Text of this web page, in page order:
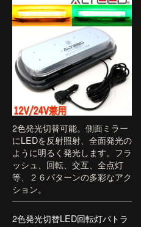
2色発光切替可能。側面ミラー
にLEDを反射照射、全面発光の
ように明るく発光します。フラ
ッシュ、回転、交互、全点灯
等、２６パターンの多彩なアク
ション。
2色発光切替LED回転灯パトラ